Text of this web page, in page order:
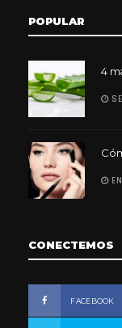
POPULAR
4
CONECTEMOS
FACEBOOK